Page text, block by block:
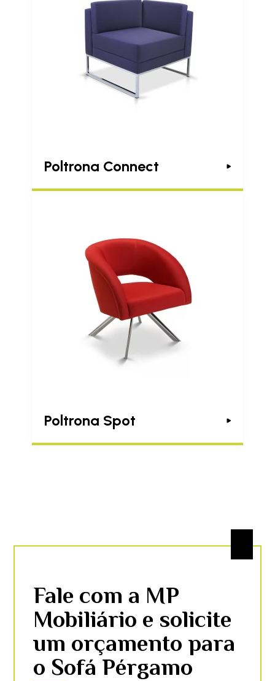
Poltrona Connect
Poltrona Spot
Fale com a MP
Mobiliário e solicite
um orçamento para
o Sofá Pérgamo